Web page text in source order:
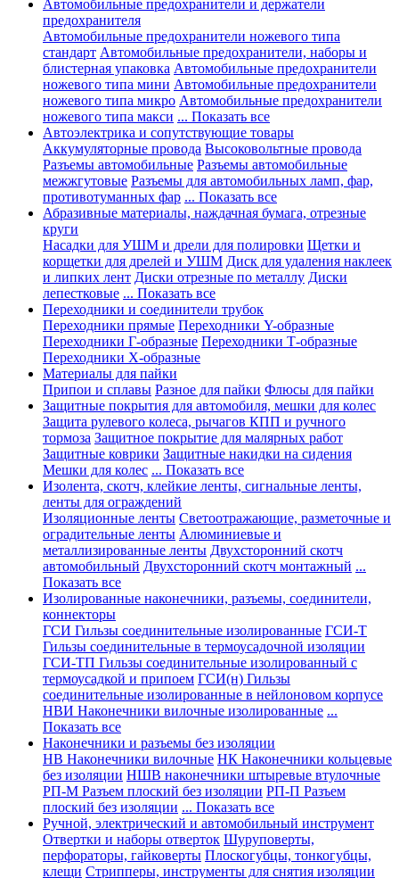
Автомобильные предохранители и держатели
предохранителя
Автомобильные предохранители ножевого типа
стандарт Автомобильные предохранители, наборы и
блистерная упаковка Автомобильные предохранители
ножевого типа мини Автомобильные предохранители
ножевого типа микро Автомобильные предохранители
ножевого типа макси ... Показать все
Автоэлектрика и сопутствующие товары
Аккумуляторные провода Высоковольтные провода
Разъемы автомобильные Разъемы автомобильные
межжгутовые Разъемы для автомобильных ламп, фар,
противотуманных фар ... Показать все
Абразивные материалы, наждачная бумага, отрезные
круги
Насадки для УШМ и дрели для полировки Щетки и
корщетки для дрелей и УШМ Диск для удаления наклеек
и липких лент Диски отрезные по металлу Диски
лепестковые ... Показать все
Переходники и соединители трубок
Переходники прямые Переходники Y-образные
Переходники Г-образные Переходники Т-образные
Переходники Х-образные
Материалы для пайки
Припои и сплавы Разное для пайки Флюсы для пайки
Защитные покрытия для автомобиля, мешки для колес
Защита рулевого колеса, рычагов КПП и ручного
тормоза Защитное покрытие для малярных работ
Защитные коврики Защитные накидки на сидения
Мешки для колес ... Показать все
Изолента, скотч, клейкие ленты, сигнальные ленты,
ленты для ограждений
Изоляционные ленты Светоотражающие, разметочные и
оградительные ленты Алюминиевые и
металлизированные ленты Двухсторонний скотч
автомобильный Двухсторонний скотч монтажный ...
Показать все
Изолированные наконечники, разъемы, соединители,
коннекторы
ГСИ Гильзы соединительные изолированные ГСИ-Т
Гильзы соединительные в термоусадочной изоляции
ГСИ-ТП Гильзы соединительные изолированный с
термоусадкой и припоем ГСИ(н) Гильзы
соединительные изолированные в нейлоновом корпусе
НВИ Наконечники вилочные изолированные ...
Показать все
Наконечники и разъемы без изоляции
НВ Наконечники вилочные НК Наконечники кольцевые
без изоляции НШВ наконечники штыревые втулочные
РП-М Разъем плоский без изоляции РП-П Разъем
плоский без изоляции ... Показать все
Ручной, электрический и автомобильный инструмент
Отвертки и наборы отверток Шуруповерты,
перфораторы, гайковерты Плоскогубцы, тонкогубцы,
клещи Стрипперы, инструменты для снятия изоляции